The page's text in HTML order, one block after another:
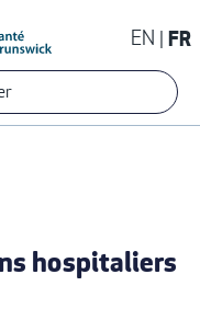
EN FR
hospitaliers